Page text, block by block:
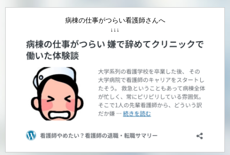
病棟の仕事がつらい看護師さんへ
↓↓↓